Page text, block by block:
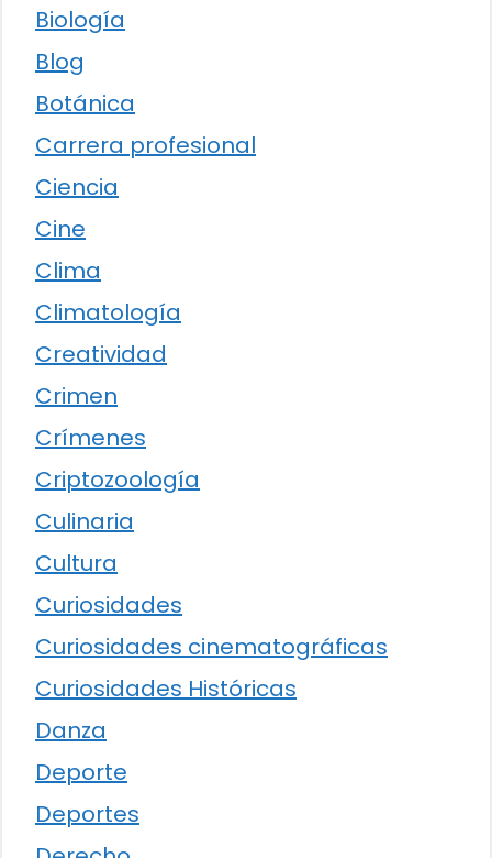
Biología
Blog
Botánica
Carrera profesional
Ciencia
Cine
Clima
Climatología
Creatividad
Crimen
Crímenes
Criptozoología
Culinaria
Cultura
Curiosidades
Curiosidades cinematográficas
Curiosidades Históricas
Danza
Deporte
Deportes